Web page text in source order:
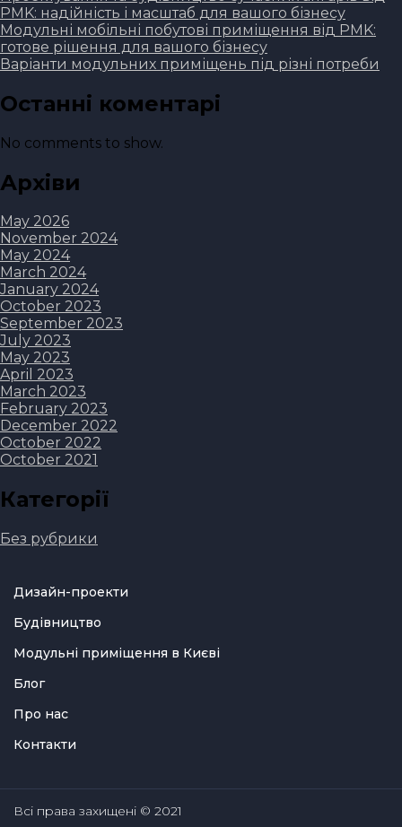
PMK: надійність і масштаб для вашого бізнесу
Модульні мобільні побутові приміщення від PMK:
готове рішення для вашого бізнесу
Варіанти модульних приміщень під різні потреби
Останні коментарі
No comments to show.
Архіви
May 2026
November 2024
May 2024
March 2024
January 2024
October 2023
September 2023
July 2023
May 2023
April 2023
March 2023
February 2023
December 2022
October 2022
October 2021
Категорії
Без рубрики
Дизайн-проекти
Будівництво
Модульні приміщення в Києві
Блог
Про нас
Контакти
Всі права захищені © 2021